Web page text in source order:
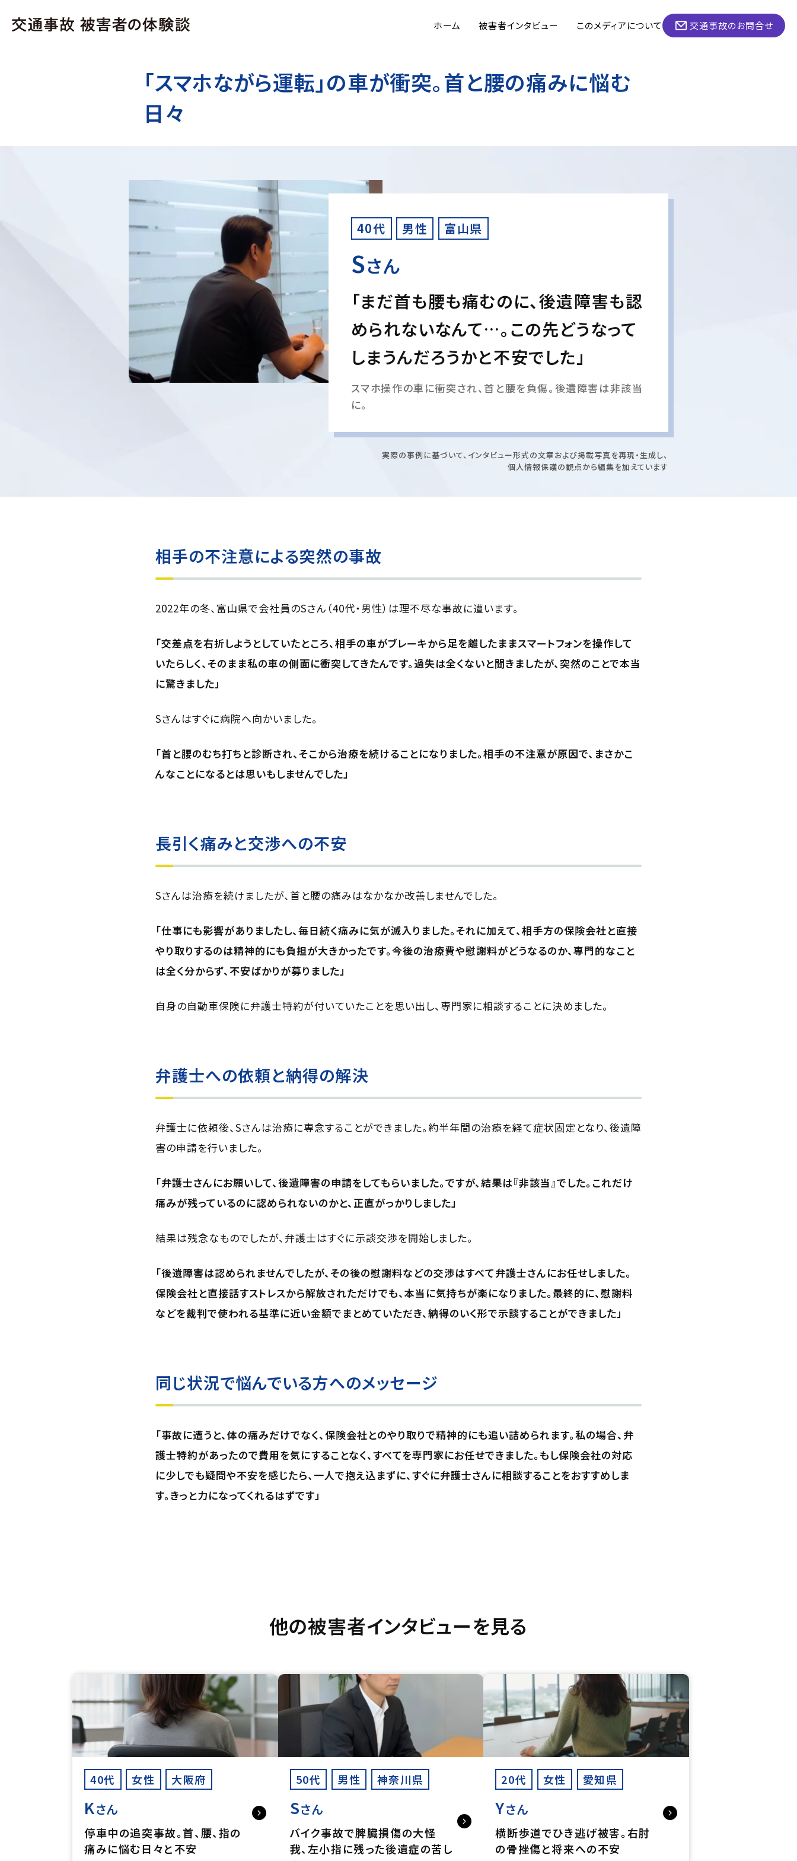
ホーム 被害者インタビュー このメディアについて 交通事故のお問合せ
「スマホながら運転」の車が衝突。首と腰の痛みに悩む
日々
40代 男性 富山県
Sさん
「まだ首も腰も痛むのに、後遺障害も認
められないなんて…。この先どうなって
しまうんだろうかと不安でした」
スマホ操作の車に衝突され、首と腰を負傷。後遺障害は非該当
に。
実際の事例に基づいて、インタビュー形式の文章および掲載写真を再現・生成し、
個人情報保護の観点から編集を加えています
相手の不注意による突然の事故
2022年の冬、富山県で会社員のSさん（40代・男性）は理不尽な事故に遭います。
「交差点を右折しようとしていたところ、相手の車がブレーキから足を離したままスマートフォンを操作して
いたらしく、そのまま私の車の側面に衝突してきたんです。過失は全くないと聞きましたが、突然のことで本当
に驚きました」
Sさんはすぐに病院へ向かいました。
「首と腰のむち打ちと診断され、そこから治療を続けることになりました。相手の不注意が原因で、まさかこ
んなことになるとは思いもしませんでした」
長引く痛みと交渉への不安
Sさんは治療を続けましたが、首と腰の痛みはなかなか改善しませんでした。
「仕事にも影響がありましたし、毎日続く痛みに気が滅入りました。それに加えて、相手方の保険会社と直接
やり取りするのは精神的にも負担が大きかったです。今後の治療費や慰謝料がどうなるのか、専門的なこと
は全く分からず、不安ばかりが募りました」
自身の自動車保険に弁護士特約が付いていたことを思い出し、専門家に相談することに決めました。
弁護士への依頼と納得の解決
弁護士に依頼後、Sさんは治療に専念することができました。約半年間の治療を経て症状固定となり、後遺障
害の申請を行いました。
「弁護士さんにお願いして、後遺障害の申請をしてもらいました。ですが、結果は『非該当』でした。これだけ
痛みが残っているのに認められないのかと、正直がっかりしました」
結果は残念なものでしたが、弁護士はすぐに示談交渉を開始しました。
「後遺障害は認められませんでしたが、その後の慰謝料などの交渉はすべて弁護士さんにお任せしました。
保険会社と直接話すストレスから解放されただけでも、本当に気持ちが楽になりました。最終的に、慰謝料
などを裁判で使われる基準に近い金額でまとめていただき、納得のいく形で示談することができました」
同じ状況で悩んでいる方へのメッセージ
「事故に遭うと、体の痛みだけでなく、保険会社とのやり取りで精神的にも追い詰められます。私の場合、弁
護士特約があったので費用を気にすることなく、すべてを専門家にお任せできました。もし保険会社の対応
に少しでも疑問や不安を感じたら、一人で抱え込まずに、すぐに弁護士さんに相談することをおすすめしま
す。きっと力になってくれるはずです」
他の被害者インタビューを見る
40代 女性 大阪府
Kさん
停車中の追突事故。首、腰、指の
痛みに悩む日々と不安
50代 男性 神奈川県
Sさん
バイク事故で脾臓損傷の大怪
我、左小指に残った後遺症の苦し
20代 女性 愛知県
Yさん
横断歩道でひき逃げ被害。右肘
の骨挫傷と将来への不安